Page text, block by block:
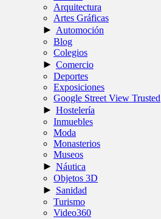
Arquitectura
Artes Gráficas
► Automoción
Blog
Colegios
► Comercio
Deportes
Exposiciones
Google Street View Trusted
► Hostelería
Inmuebles
Moda
Monasterios
Museos
► Náutica
Objetos 3D
► Sanidad
Turismo
Video360